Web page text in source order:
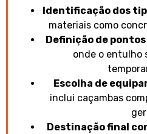
Identificação dos
materiais como
Definição de
onde o entulho
Escolha de
inclui caçambas
Destinação final